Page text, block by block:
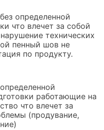
определенной
что влечет за собой
технических
пенный шов не
по продукту.
работающие на
что влечет за
(продувание,